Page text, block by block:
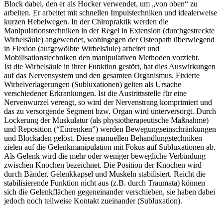
Block dabei, den er als Hocker verwendet, um „von oben“ zu
arbeiten. Er arbeitet mit schnellen Impulstechniken und idealerweise
kurzen Hebelwegen. In der Chiropraktik werden die
Manipulationstechniken in der Regel in Extension (durchgestreckte
Wirbelsäule) angewendet, wohingegen der Osteopath überwiegend
in Flexion (aufgewölbte Wirbelsäule) arbeitet und
Mobilisationstechniken den manipulativen Methoden vorzieht.
Ist die Wirbelsäule in ihrer Funktion gestört, hat dies Auswirkungen
auf das Nervensystem und den gesamten Organismus. Fixierte
Wirbelverlagerungen (Subluxationen) gelten als Ursache
verschiedener Erkrankungen. Ist die Austrittsstelle für eine
Nervenwurzel verengt, so wird der Nervenstrang komprimiert und
das zu versorgende Segment bzw. Organ wird unterversorgt. Durch
Lockerung der Muskulatur (als physiotherapeutische Maßnahme)
und Reposition (“Einrenken”) werden Bewegungseinschränkungen
und Blockaden gelöst. Diese manuellen Behandlungstechniken
zielen auf die Gelenkmanipulation mit Fokus auf Subluxationen ab.
Als Gelenk wird die mehr oder weniger bewegliche Verbindung
zwischen Knochen bezeichnet. Die Position der Knochen wird
durch Bänder, Gelenkkapsel und Muskeln stabilisiert. Reicht die
stabilisierende Funktion nicht aus (z.B. durch Traumata) können
sich die Gelenkflächen gegeneinander verschieben, sie haben dabei
jedoch noch teilweise Kontakt zueinander (Subluxation).